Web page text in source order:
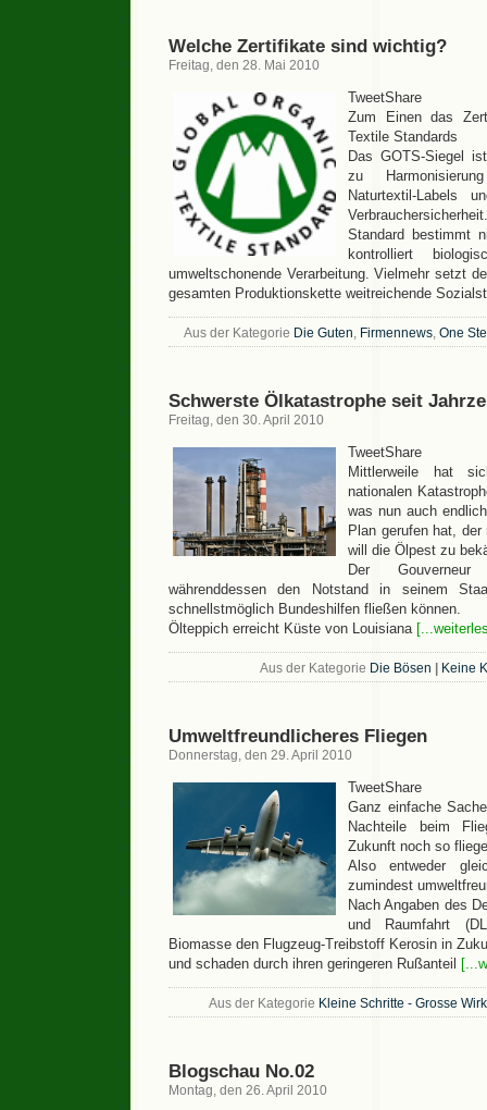
Welche Zertifikate sind wichtig?
Freitag, den 28. Mai 2010
TweetShare
Zum Einen das
Textile Standards
Das GOTS-Siegel
zu
Naturtextil-Labels
Standard bestimmt
kontrolliert
umweltschonende Verarbeitung. Vielmehr setzt
gesamten Produktionskette weitreichende
Aus der Kategorie Die Guten, Firmennews, One
Schwerste Ölkatastrophe seit
Freitag, den 30. April 2010
TweetShare
Mittlerweile hat
nationalen
was nun auch
Plan gerufen hat,
will die Ölpest zu
Der
währenddessen den Notstand in seinem
schnellstmöglich Bundeshilfen fließen können.
Ölteppich erreicht Küste von Louisiana
Aus der Kategorie Die Bösen Keine
Umweltfreundlicheres Fliegen
Donnerstag, den 29. April 2010
TweetShare
Ganz einfache
Nachteile beim
Zukunft noch so
Also entweder
zumindest
Nach Angaben des
und Raumfahrt
Biomasse den Flugzeug-Treibstoff Kerosin in
und schaden durch ihren geringeren Rußanteil
Aus der Kategorie Kleine Schritte - Grosse
Blogschau No.02
Montag, den 26. April 2010